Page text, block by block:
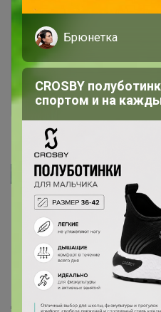
Чтобы ответить
необходимо
Это займет
Войти
Как здесь все устроено?
Как сделать заказ?
Как получить?
Доставка
Брюнетка
CROSBY
спортом и на